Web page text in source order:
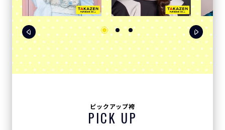
ピックアップ袴
PICK UP